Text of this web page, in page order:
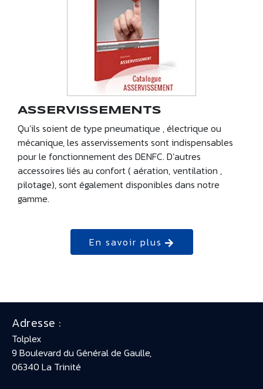
ASSERVISSEMENTS
Qu’ils soient de type pneumatique , électrique ou
mécanique, les asservissements sont indispensables
pour le fonctionnement des DENFC. D’autres
accessoires liés au confort ( aération, ventilation ,
pilotage), sont également disponibles dans notre
gamme.
En savoir plus
Adresse :
Tolplex
9 Boulevard du Général de Gaulle,
06340 La Trinité